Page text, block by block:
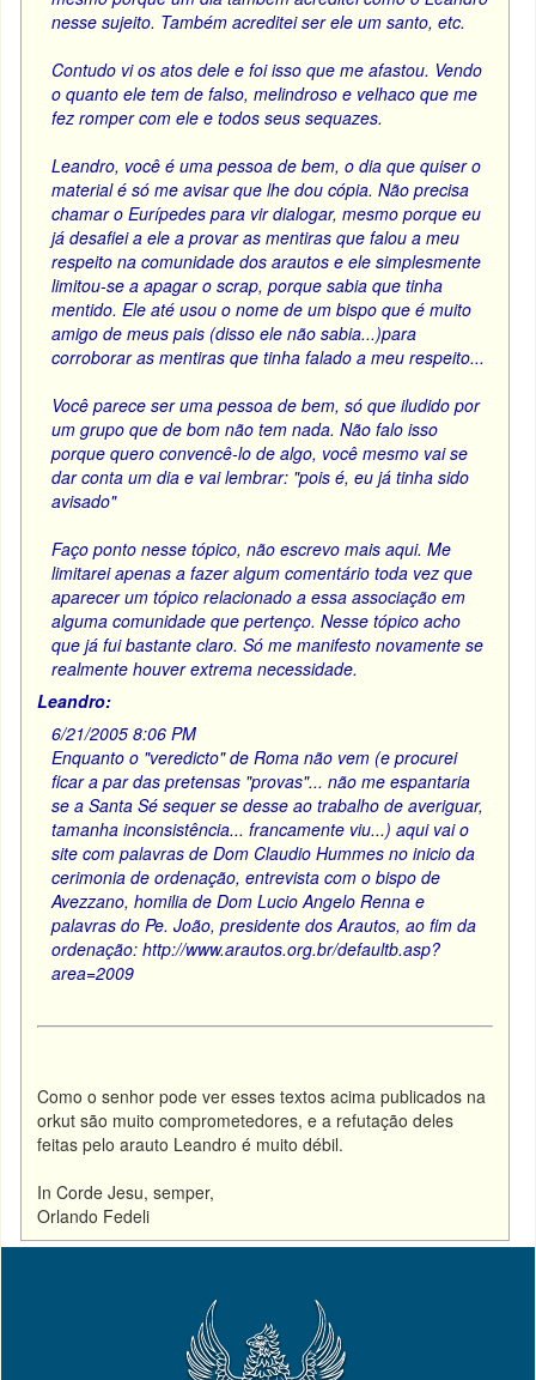
nesse sujeito. Também acreditei ser ele um santo, etc.
Contudo vi os atos dele e foi isso que me afastou. Vendo
o quanto ele tem de falso, melindroso e velhaco que me
fez romper com ele e todos seus sequazes.
Leandro, você é uma pessoa de bem, o dia que quiser o
material é só me avisar que lhe dou cópia. Não precisa
chamar o Eurípedes para vir dialogar, mesmo porque eu
já desafiei a ele a provar as mentiras que falou a meu
respeito na comunidade dos arautos e ele simplesmente
limitou-se a apagar o scrap, porque sabia que tinha
mentido. Ele até usou o nome de um bispo que é muito
amigo de meus pais (disso ele não sabia...)para
corroborar as mentiras que tinha falado a meu respeito...
Você parece ser uma pessoa de bem, só que iludido por
um grupo que de bom não tem nada. Não falo isso
porque quero convencê-lo de algo, você mesmo vai se
dar conta um dia e vai lembrar: "pois é, eu já tinha sido
avisado"
Faço ponto nesse tópico, não escrevo mais aqui. Me
limitarei apenas a fazer algum comentário toda vez que
aparecer um tópico relacionado a essa associação em
alguma comunidade que pertenço. Nesse tópico acho
que já fui bastante claro. Só me manifesto novamente se
realmente houver extrema necessidade.
Leandro:
6/21/2005 8:06 PM
Enquanto o "veredicto" de Roma não vem (e procurei
ficar a par das pretensas "provas"... não me espantaria
se a Santa Sé sequer se desse ao trabalho de averiguar,
tamanha inconsistência... francamente viu...) aqui vai o
site com palavras de Dom Claudio Hummes no inicio da
cerimonia de ordenação, entrevista com o bispo de
Avezzano, homilia de Dom Lucio Angelo Renna e
palavras do Pe. João, presidente dos Arautos, ao fim da
ordenação: http://www.arautos.org.br/defaultb.asp?
area=2009
Como o senhor pode ver esses textos acima publicados na
orkut são muito comprometedores, e a refutação deles
feitas pelo arauto Leandro é muito débil.
In Corde Jesu, semper,
Orlando Fedeli